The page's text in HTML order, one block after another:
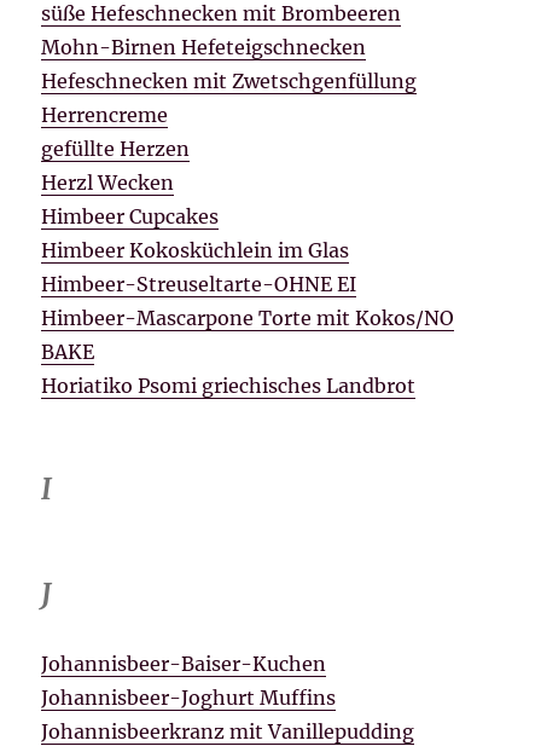
süße Hefeschnecken mit Brombeeren
Mohn-Birnen Hefeteigschnecken
Hefeschnecken mit Zwetschgenfüllung
Herrencreme
gefüllte Herzen
Herzl Wecken
Himbeer Cupcakes
Himbeer Kokosküchlein im Glas
Himbeer-Streuseltarte-OHNE EI
Himbeer-Mascarpone Torte mit Kokos/NO
BAKE
Horiatiko Psomi griechisches Landbrot
I
J
Johannisbeer-Baiser-Kuchen
Johannisbeer-Joghurt Muffins
Johannisbeerkranz mit Vanillepudding